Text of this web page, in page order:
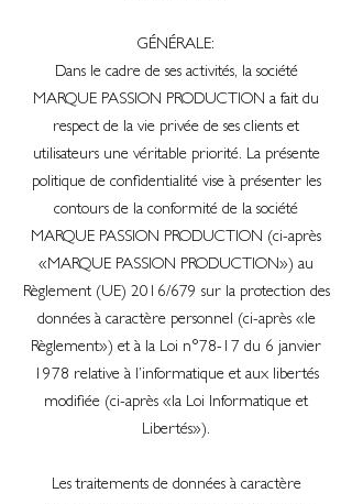
GÉNÉRALE:
Dans le cadre de ses activités, la société
MARQUE PASSION PRODUCTION a fait du
respect de la vie privée de ses clients et
utilisateurs une véritable priorité. La présente
politique de confidentialité vise à présenter les
contours de la conformité de la société
MARQUE PASSION PRODUCTION (ci-après
«MARQUE PASSION PRODUCTION») au
Règlement (UE) 2016/679 sur la protection des
données à caractère personnel (ci-après «le
Règlement») et à la Loi n°78-17 du 6 janvier
1978 relative à l’informatique et aux libertés
modifiée (ci-après «la Loi Informatique et
Libertés»).
Les traitements de données à caractère